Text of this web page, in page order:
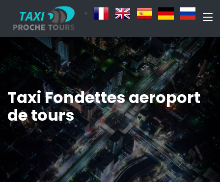
Taxi Fondettes aeroport
de tours